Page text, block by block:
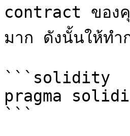
contract ของ
มาก ดังนั้นให้ทำ
```solidity
pragma
```